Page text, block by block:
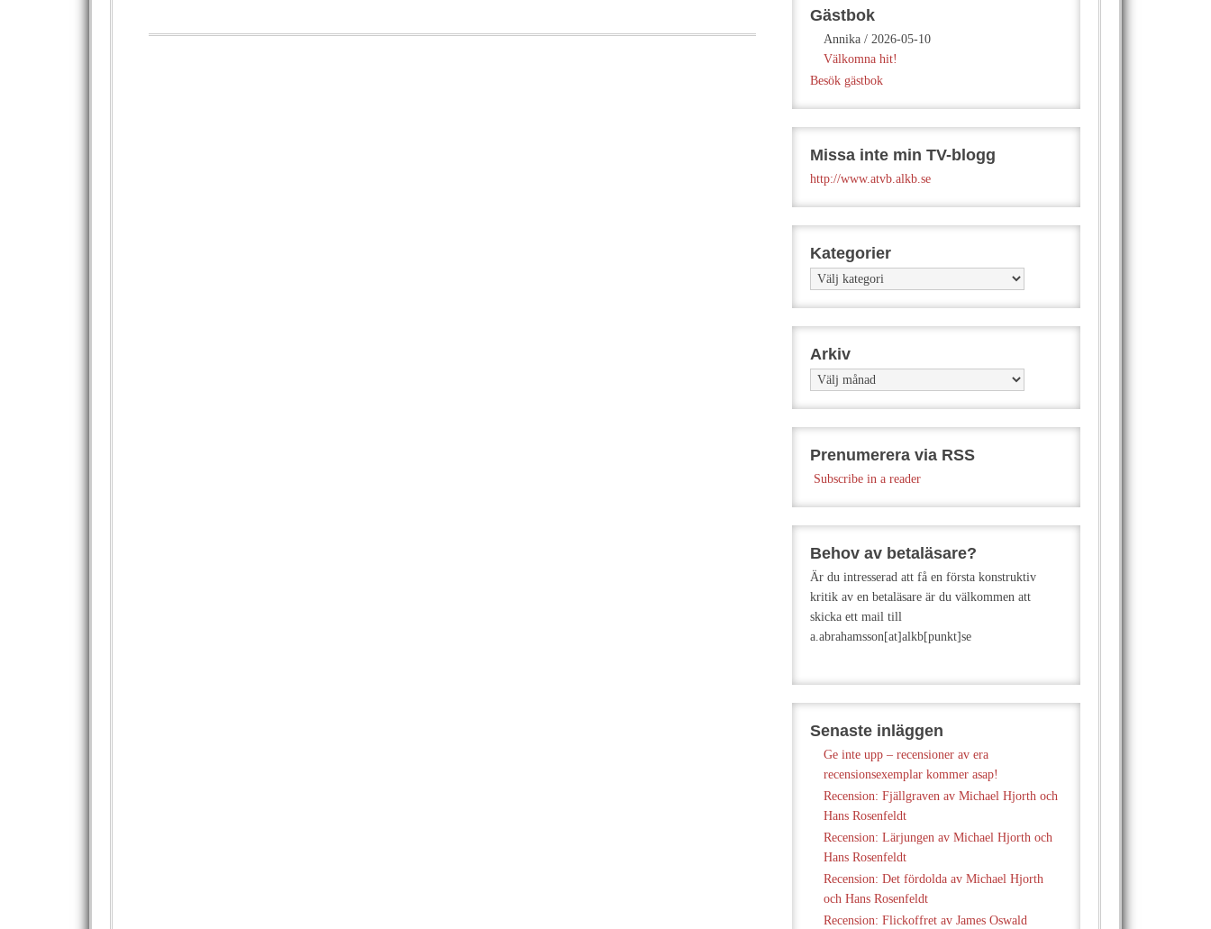
Gästbok
Annika / 2026-05-10
Välkomna hit!
Besök gästbok
Missa inte min TV-blogg
http://www.atvb.alkb.se
Kategorier
Kategorier
Arkiv
Arkiv
Prenumerera via RSS
Subscribe in a reader
Behov av betaläsare?
Är du intresserad att få en första konstruktiv
kritik av en betaläsare är du välkommen att
skicka ett mail till
a.abrahamsson[at]alkb[punkt]se
Senaste inläggen
Ge inte upp – recensioner av era
recensionsexemplar kommer asap!
Recension: Fjällgraven av Michael Hjorth och
Hans Rosenfeldt
Recension: Lärjungen av Michael Hjorth och
Hans Rosenfeldt
Recension: Det fördolda av Michael Hjorth
och Hans Rosenfeldt
Recension: Flickoffret av James Oswald